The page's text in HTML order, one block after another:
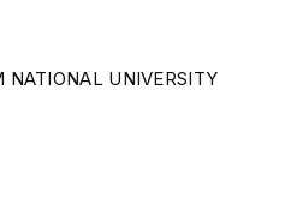
UNIVERSITY